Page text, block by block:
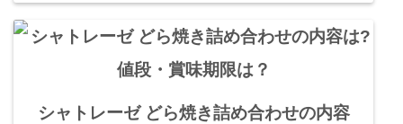
シャトレーゼ どら焼き詰め合わせの内容